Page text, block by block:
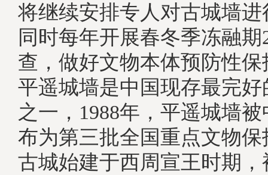
将继续安排专人对古城墙
同时每年开展春冬季冻融
查，做好文物本体预防
平遥城墙是中国现存最完
之一，1988年，平遥城墙
布为第三批全国重点文物
古城始建于西周宣王时期，